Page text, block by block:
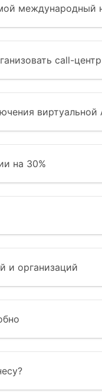
международный
call-
на 30%
и организаций